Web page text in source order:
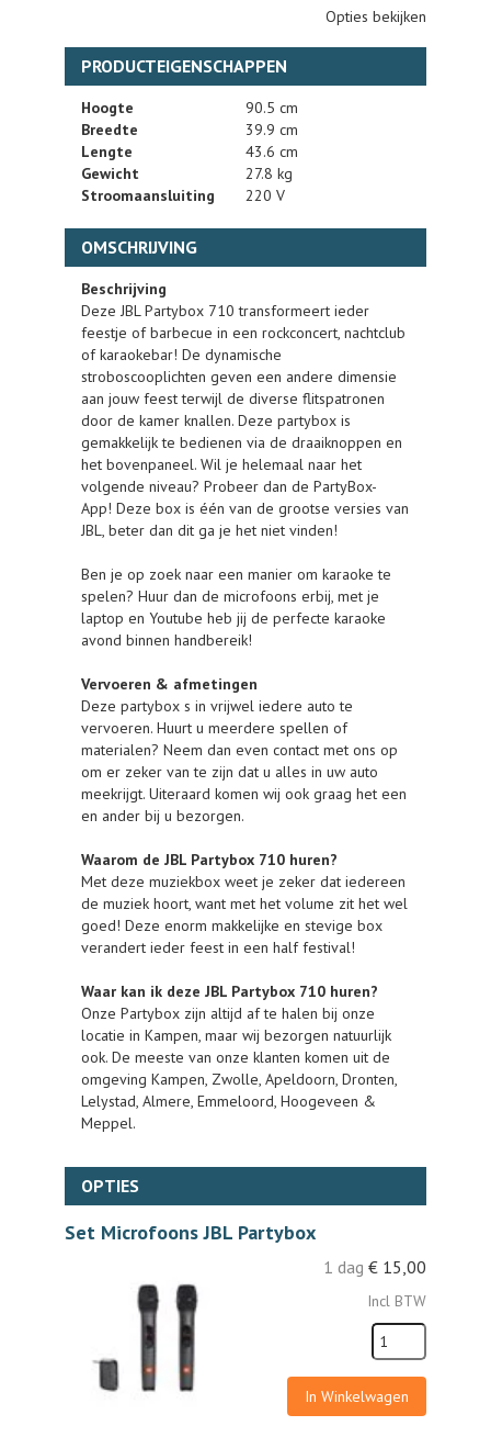
Opties bekijken
PRODUCTEIGENSCHAPPEN
Hoogte
90.5 cm
Breedte
39.9 cm
Lengte
43.6 cm
Gewicht
27.8 kg
Stroomaansluiting
220 V
OMSCHRIJVING
Beschrijving
Deze JBL Partybox 710 transformeert ieder
feestje of barbecue in een rockconcert, nachtclub
of karaokebar! De dynamische
stroboscooplichten geven een andere dimensie
aan jouw feest terwijl de diverse flitspatronen
door de kamer knallen. Deze partybox is
gemakkelijk te bedienen via de draaiknoppen en
het bovenpaneel. Wil je helemaal naar het
volgende niveau? Probeer dan de PartyBox-
App! Deze box is één van de grootse versies van
JBL, beter dan dit ga je het niet vinden!
Ben je op zoek naar een manier om karaoke te
spelen? Huur dan de microfoons erbij, met je
laptop en Youtube heb jij de perfecte karaoke
avond binnen handbereik!
Vervoeren & afmetingen
Deze partybox s in vrijwel iedere auto te
vervoeren. Huurt u meerdere spellen of
materialen? Neem dan even contact met ons op
om er zeker van te zijn dat u alles in uw auto
meekrijgt. Uiteraard komen wij ook graag het een
en ander bij u bezorgen.
Waarom de JBL Partybox 710 huren?
Met deze muziekbox weet je zeker dat iedereen
de muziek hoort, want met het volume zit het wel
goed! Deze enorm makkelijke en stevige box
verandert ieder feest in een half festival!
Waar kan ik deze JBL Partybox 710 huren?
Onze Partybox zijn altijd af te halen bij onze
locatie in Kampen, maar wij bezorgen natuurlijk
ook. De meeste van onze klanten komen uit de
omgeving Kampen, Zwolle, Apeldoorn, Dronten,
Lelystad, Almere, Emmeloord, Hoogeveen &
Meppel.
OPTIES
Set Microfoons JBL Partybox
1 dag € 15,00
Incl BTW
In Winkelwagen